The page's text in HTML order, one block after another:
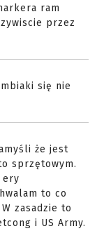
ram
przez
się nie
że jest
sprzętowym.
ery
to co
zasadzie to
i US Army.